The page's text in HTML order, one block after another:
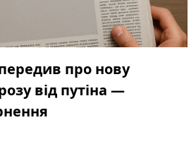
про нову
від путіна —